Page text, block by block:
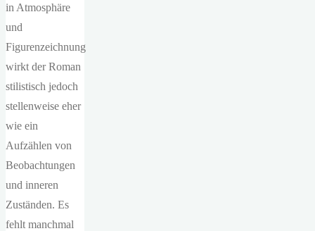
in Atmosphäre
und
Figurenzeichnung
wirkt der Roman
stilistisch jedoch
stellenweise eher
wie ein
Aufzählen von
Beobachtungen
und inneren
Zuständen. Es
fehlt manchmal